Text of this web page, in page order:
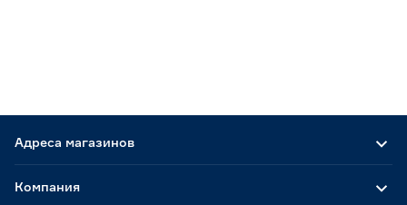
Адреса магазинов
Компания